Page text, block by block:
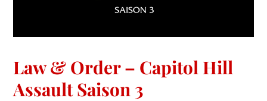
Law & Order – Capitol Hill
Assault Saison 3